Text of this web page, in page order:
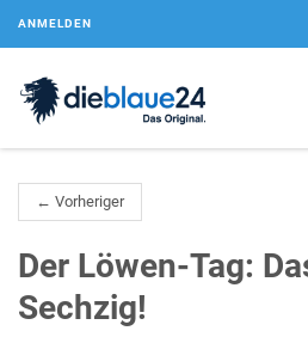
ANMELDEN
← Vorheriger
Der Löwen-Tag:
Sechzig!